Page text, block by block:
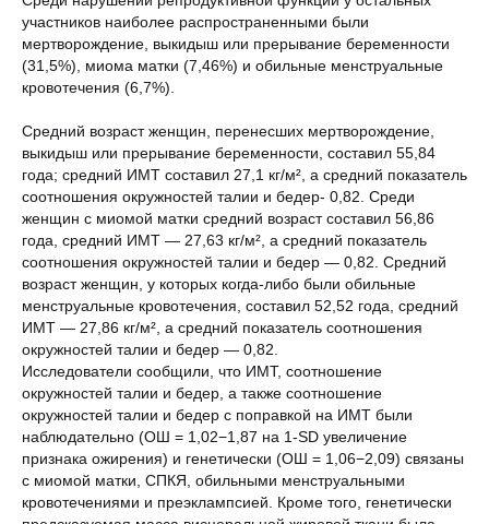
участников наиболее распространенными были
мертворождение, выкидыш или прерывание беременности
(31,5%), миома матки (7,46%) и обильные менструальные
кровотечения (6,7%).
Средний возраст женщин, перенесших мертворождение,
выкидыш или прерывание беременности, составил 55,84
года; средний ИМТ составил 27,1 кг/м², а средний показатель
соотношения окружностей талии и бедер- 0,82. Среди
женщин с миомой матки средний возраст составил 56,86
года, средний ИМТ — 27,63 кг/м², а средний показатель
соотношения окружностей талии и бедер — 0,82. Средний
возраст женщин, у которых когда-либо были обильные
менструальные кровотечения, составил 52,52 года, средний
ИМТ — 27,86 кг/м², а средний показатель соотношения
окружностей талии и бедер — 0,82.
Исследователи сообщили, что ИМТ, соотношение
окружностей талии и бедер, а также соотношение
окружностей талии и бедер с поправкой на ИМТ были
наблюдательно (ОШ = 1,02−1,87 на 1-SD увеличение
признака ожирения) и генетически (ОШ = 1,06−2,09) связаны
с миомой матки, СПКЯ, обильными менструальными
кровотечениями и преэклампсией. Кроме того, генетически